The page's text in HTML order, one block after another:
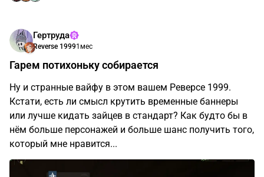
Гертруда
Reverse 19991мес
Гарем потихоньку собирается
Ну и странные вайфу в этом вашем Реверсе 1999.
Кстати, есть ли смысл крутить временные баннеры
или лучше кидать зайцев в стандарт? Как будто бы в
нём больше персонажей и больше шанс получить того,
который мне нравится...